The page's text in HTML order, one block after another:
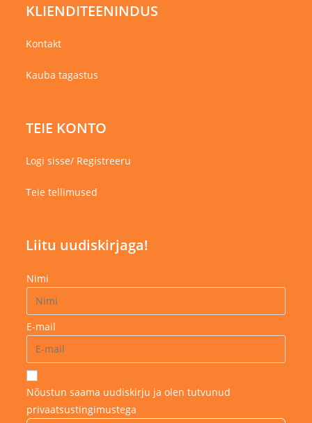
KLIENDITEENINDUS
Kontakt
Kauba tagastus
TEIE KONTO
Logi sisse/ Registreeru
Teie tellimused
Liitu uudiskirjaga!
Nimi
E-mail
Nõustun saama uudiskirju ja olen tutvunud
privaatsustingimustega